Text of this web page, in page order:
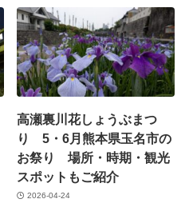
高瀬裏川花しょうぶまつ
り 5・6月熊本県玉名市の
お祭り 場所・時期・観光
スポットもご紹介
2026-04-24